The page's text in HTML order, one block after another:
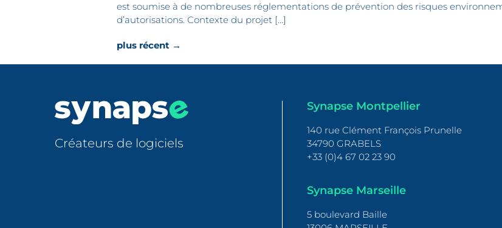
est soumise à de nombreuses réglementations de prévention des risques
d’autorisations. Contexte du projet […]
plus récent →
Créateurs de logiciels
Synapse Montpellier
140 rue Clément François Prunelle
34790 GRABELS
+33 (0)4 67 02 23 90
Synapse Marseille
5 boulevard Baille